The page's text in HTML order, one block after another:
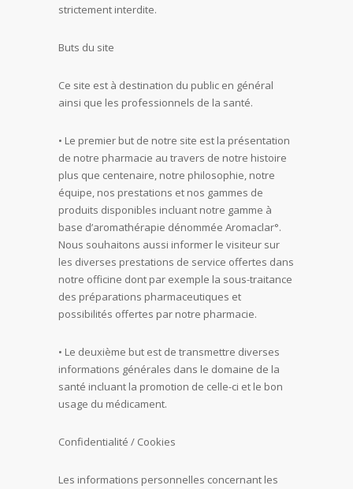
strictement interdite.
Buts du site
Ce site est à destination du public en général
ainsi que les professionnels de la santé.
• Le premier but de notre site est la présentation
de notre pharmacie au travers de notre histoire
plus que centenaire, notre philosophie, notre
équipe, nos prestations et nos gammes de
produits disponibles incluant notre gamme à
base d’aromathérapie dénommée Aromaclar°.
Nous souhaitons aussi informer le visiteur sur
les diverses prestations de service offertes dans
notre officine dont par exemple la sous-traitance
des préparations pharmaceutiques et
possibilités offertes par notre pharmacie.
• Le deuxième but est de transmettre diverses
informations générales dans le domaine de la
santé incluant la promotion de celle-ci et le bon
usage du médicament.
Confidentialité / Cookies
Les informations personnelles concernant les